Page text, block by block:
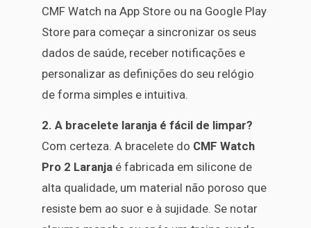
CMF Watch na App Store ou na Google Play
Store para começar a sincronizar os seus
dados de saúde, receber notificações e
personalizar as definições do seu relógio
de forma simples e intuitiva.
2. A bracelete laranja é fácil de limpar?
Com certeza. A bracelete do CMF Watch
Pro 2 Laranja é fabricada em silicone de
alta qualidade, um material não poroso que
resiste bem ao suor e à sujidade. Se notar